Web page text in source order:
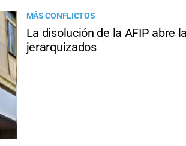
MÁS CONFLICTOS
La disolución de la AFIP abre
jerarquizados